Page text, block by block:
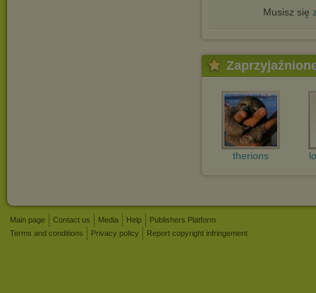
Musisz się
therions
Main page Contact us Media Help
Publishers Platform
Terms and conditions
Privacy policy Report copyright infringement